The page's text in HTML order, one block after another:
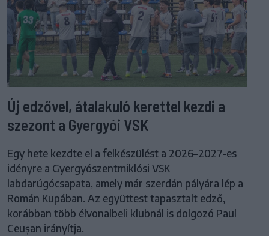
Új edzővel, átalakuló kerettel kezdi a
szezont a Gyergyói VSK
Egy hete kezdte el a felkészülést a 2026–2027-es
idényre a Gyergyószentmiklósi VSK
labdarúgócsapata, amely már szerdán pályára lép a
Román Kupában. Az együttest tapasztalt edző,
korábban több élvonalbeli klubnál is dolgozó Paul
Ceușan irányítja.